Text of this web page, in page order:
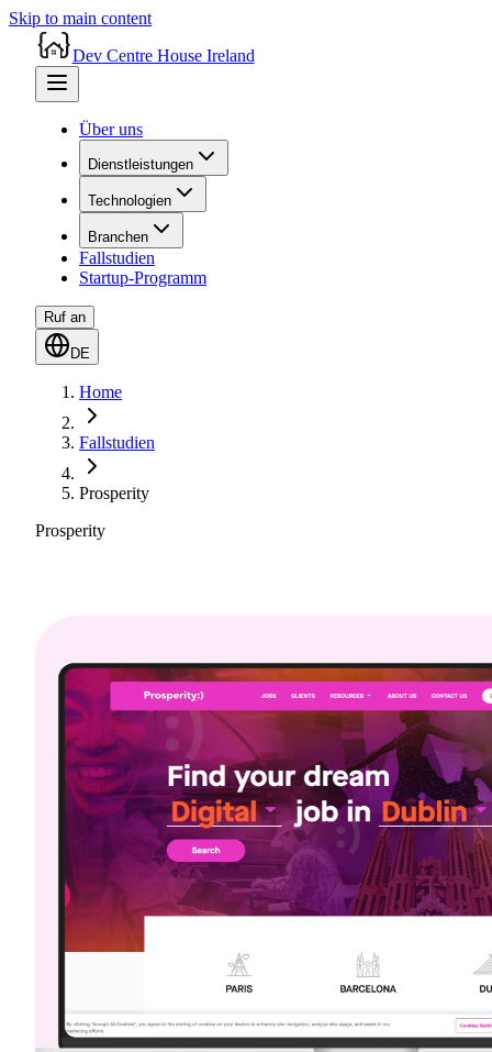
Skip to main content
Dev Centre House Ireland
Über uns
Dienstleistungen
Technologien
Branchen
Fallstudien
Startup-Programm
Ruf an
DE
Home
Fallstudien
Prosperity
Prosperity